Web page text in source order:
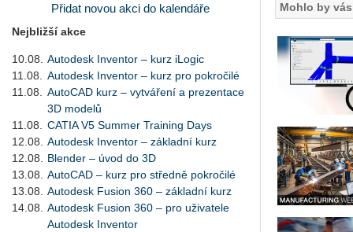
Přidat novou akci do kalendáře
Nejbližší akce
10.08.
Autodesk Inventor – kurz iLogic
11.08.
Autodesk Inventor – kurz pro pokročilé
11.08.
AutoCAD kurz – vytváření a prezentace
3D modelů
11.08.
CATIA V5 Summer Training Days
12.08.
Autodesk Inventor – základní kurz
12.08.
Blender – úvod do 3D
13.08.
AutoCAD – kurz pro středně pokročilé
13.08.
Autodesk Fusion 360 – základní kurz
14.08.
Autodesk Fusion 360 – pro uživatele
Autodesk Inventor
Mohlo by